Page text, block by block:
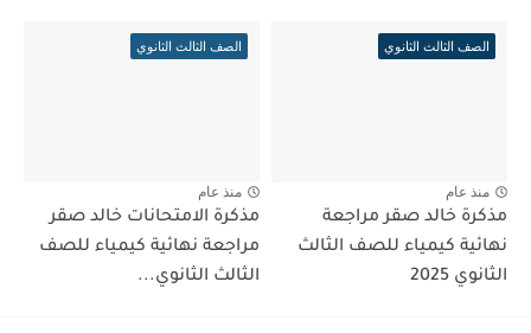
الصف الثالث الثانوي
منذ عام
مذكرة خالد صقر مراجعة
نهائية كيمياء للصف الثالث
الثانوي 2025
الصف الثالث الثانوي
منذ عام
مذكرة الامتحانات خالد صقر
مراجعة نهائية كيمياء للصف
الثالث الثانوي...